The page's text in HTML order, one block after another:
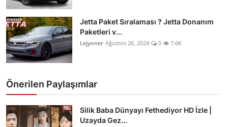
Jetta Paket Sıralaması ? Jetta Donanım
Paketleri v...
Lejyoner Ağustos 26, 2024 0 7.6K
Önerilen Paylaşımlar
Silik Baba Dünyayı Fethediyor HD İzle |
Uzayda Gez...